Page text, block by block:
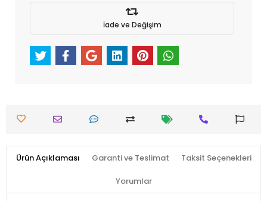
İade ve Değişim
Ürün Açıklaması Garanti ve Teslimat Taksit Seçenekleri
Yorumlar